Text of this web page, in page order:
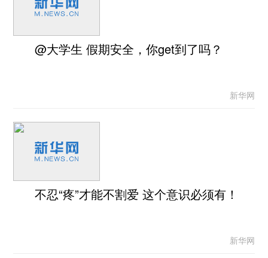
@大学生 假期安全，你get到了吗？
新华网
不忍“疼”才能不割爱 这个意识必须有！
新华网